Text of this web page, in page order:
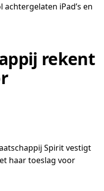
iPad’s en
rekent
Spirit vestigt
haar toeslag voor